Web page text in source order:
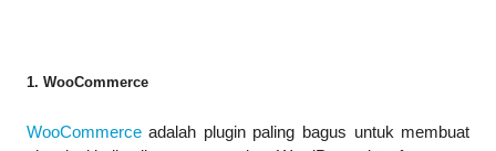
1. WooCommerce
WooCommerceadalah plugin paling bagus untuk membuat